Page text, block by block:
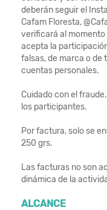
deberán seguir el
Cafam Floresta,
verificará al momento
acepta la
falsas, de marca o de
cuentas personales.
Cuidado con el
los participantes.
Por factura, solo se
250 grs.
Las facturas no son
dinámica de la
ALCANCE